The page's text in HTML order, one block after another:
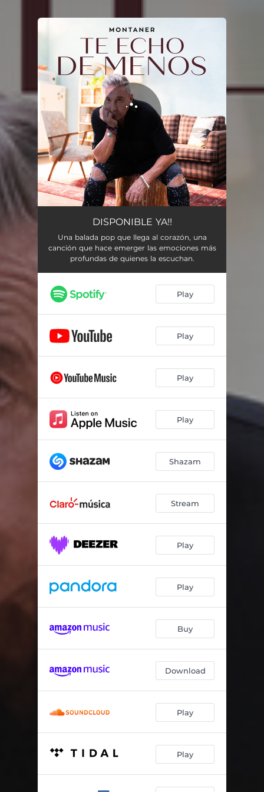
You're all set!
Te Echo de MenosDISPONIBLE YA!!
Una balada pop que llega al corazón, una
canción que hace emerger las emociones más
profundas de quienes la escuchan.
Play
Play
Play
Play
Shazam
Stream
Play
Play
Buy
Download
Play
Play